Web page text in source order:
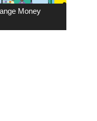
Money